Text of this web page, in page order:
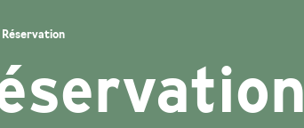
Réservation